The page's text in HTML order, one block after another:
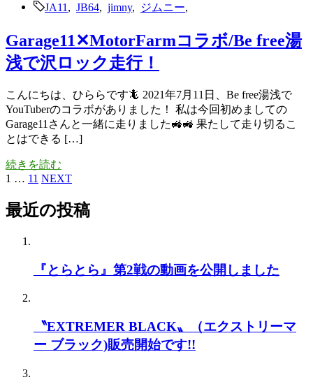
JA11
JB64 jimny, ジムニー
Garage11✕MotorFarmコラボ/Be free湯
浅で沢ロック走行！
こんにちは、ひららです🦎 2021年7月11日、Be free湯浅で
YouTuberのコラボがありました！ 私は今回初めましての
Garage11さんと一緒に走りました🚜🚜 果たして走り切るこ
とはできる […]
続きを読む
1 … 11 NEXT
最近の投稿
『とらとら』第2戦の動画を公開しました
〝EXTREMER BLACK〟（エクストリーマ
ー ブラック)販売開始です!!